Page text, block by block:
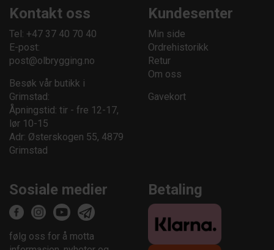
Kontakt oss
Tel: +47 37 40 70 40
E-post:
post@olbrygging.no
Besøk vår butikk i
Grimstad:
Åpningstid: tir - fre 12-17,
lør 10-15
Adr: Østerskogen 55, 4879
Grimstad
Kundesenter
Min side
Ordrehistorikk
Retur
Om oss
Gavekort
Sosiale medier
følg oss for å motta
Betaling